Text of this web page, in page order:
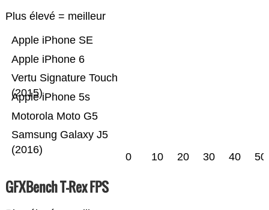
Plus élevé = meilleur
Samsung Galaxy J5
(2016)
Motorola Moto G5
Apple iPhone 5s
Vertu Signature Touch
(2015)
Apple iPhone 6
Apple iPhone SE
0 10 20 30 40 50
GFXBench T-Rex FPS